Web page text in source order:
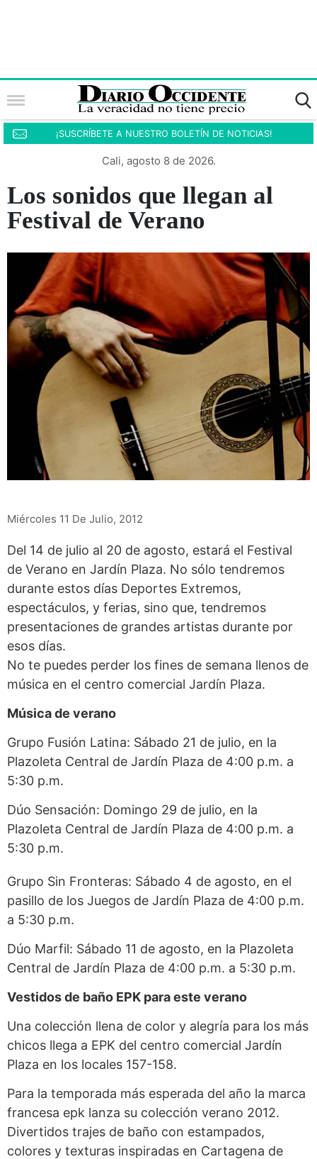
¡SUSCRÍBETE A NUESTRO BOLETÍN DE NOTICIAS!
Cali, agosto 8 de 2026.
Los sonidos que llegan al
Festival de Verano
Miércoles 11 De Julio, 2012
Del 14 de julio al 20 de agosto, estará el Festival
de Verano en Jardín Plaza. No sólo tendremos
durante estos días Deportes Extremos,
espectáculos, y ferias, sino que, tendremos
presentaciones de grandes artistas durante por
esos días.
No te puedes perder los fines de semana llenos de
música en el centro comercial Jardín Plaza.
Música de verano
Grupo Fusión Latina: Sábado 21 de julio, en la
Plazoleta Central de Jardín Plaza de 4:00 p.m. a
5:30 p.m.
Dúo Sensación: Domingo 29 de julio, en la
Plazoleta Central de Jardín Plaza de 4:00 p.m. a
5:30 p.m.
Grupo Sin Fronteras: Sábado 4 de agosto, en el
pasillo de los Juegos de Jardín Plaza de 4:00 p.m.
a 5:30 p.m.
Dúo Marfil: Sábado 11 de agosto, en la Plazoleta
Central de Jardín Plaza de 4:00 p.m. a 5:30 p.m.
Vestidos de baño EPK para este verano
Una colección llena de color y alegría para los más
chicos llega a EPK del centro comercial Jardín
Plaza en los locales 157-158.
Para la temporada más esperada del año la marca
francesa epk lanza su colección verano 2012.
Divertidos trajes de baño con estampados,
colores y texturas inspiradas en Cartagena de